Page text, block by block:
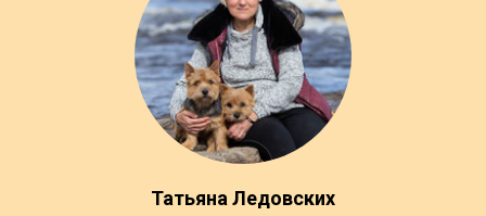
Татьяна Ледовских